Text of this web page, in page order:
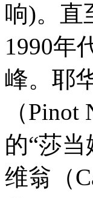
响)。直
1990年
峰。耶
（
的“莎
维翁（